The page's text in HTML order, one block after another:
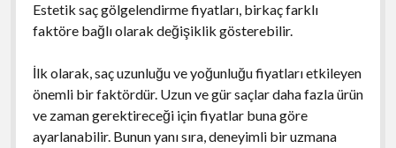
Estetik saç gölgelendirme fiyatları, birkaç farklı
faktöre bağlı olarak değişiklik gösterebilir.
İlk olarak, saç uzunluğu ve yoğunluğu fiyatları etkileyen
önemli bir faktördür. Uzun ve gür saçlar daha fazla ürün
ve zaman gerektireceği için fiyatlar buna göre
ayarlanabilir. Bunun yanı sıra, deneyimli bir uzmana